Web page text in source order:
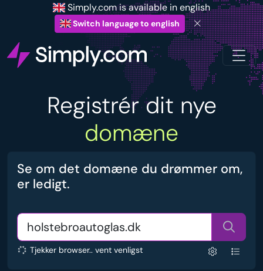
Simply.com is available in english
Switch language to english
Registrér dit nye
domæne
Se om det domæne du drømmer om,
er ledigt.
Tjekker browser.. vent venligst